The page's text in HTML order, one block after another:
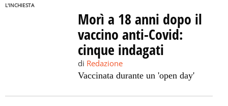
L'INCHIESTA
Morì a 18 anni dopo il
vaccino anti-Covid:
cinque indagati
di Redazione
Vaccinata durante un 'open day'